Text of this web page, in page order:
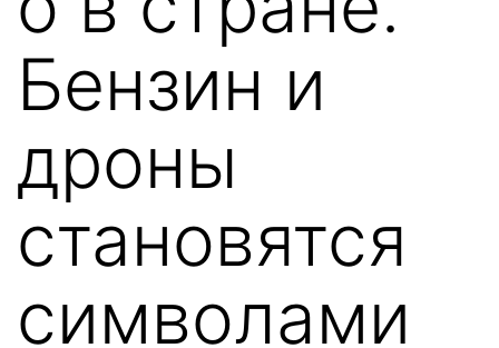
Бензин и
дроны
становятся
символами